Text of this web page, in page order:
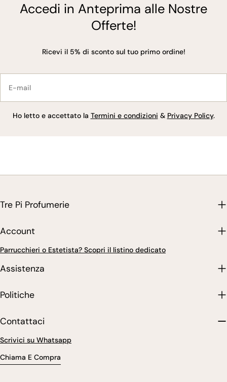
Accedi in Anteprima alle Nostre
Offerte!
Ricevi il 5% di sconto sul tuo primo ordine!
mail
Ho letto e accettato la Termini e condizioni & Privacy Policy.
Tre Pi Profumerie
Account
Parrucchieri o Estetista? Scopri il listino dedicato
Assistenza
Politiche
Contattaci
Scrivici su Whatsapp
Chiama E Compra